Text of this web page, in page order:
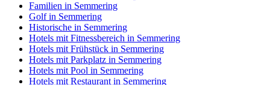
Familien in Semmering
Golf in Semmering
Historische in Semmering
Hotels mit Fitnessbereich in Semmering
Hotels mit Frühstück in Semmering
Hotels mit Parkplatz in Semmering
Hotels mit Pool in Semmering
Hotels mit Restaurant in Semmering